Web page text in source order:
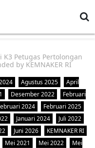
Petugas Pertolongan
by KEMNAKER RI
Agustus 2025
April
Desember 2022
Februari
2024
Februari 2025
Januari 2024
Juli 2022
Juni 2026
KEMNAKER RI
Mei 2021 Mei 2022
Mei